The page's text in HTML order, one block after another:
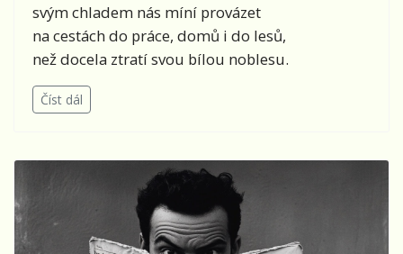
svým chladem nás míní provázet
na cestách do práce, domů i do lesů,
než docela ztratí svou bílou noblesu.
Číst dál